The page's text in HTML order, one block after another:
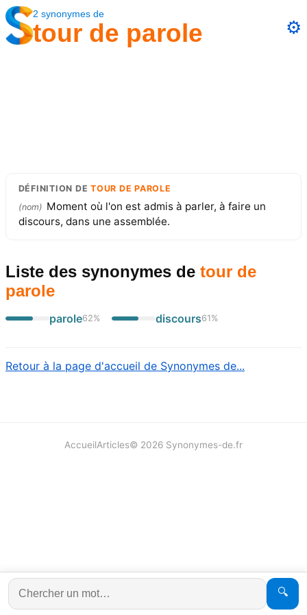
2 synonymes de
tour de parole ⚙️
DÉFINITION DETOUR DE PAROLE
(nom) Moment où l'on est admis à parler, à faire un
discours, dans une assemblée.
Liste des synonymes de tour de
parole
parole62% discours61 %
Retour à la page d'accueil de Synonymes de...
🔍
AccueilArticles© 2026 Synonymes-de.fr